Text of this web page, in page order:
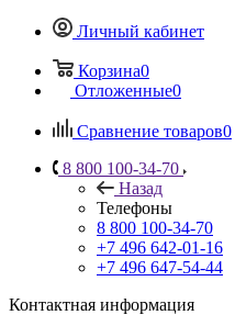
Личный кабинет
Корзина0
Отложенные0
Сравнение товаров0
8 800 100-34-70
Назад
Телефоны
8 800 100-34-70
+7 496 642-01-16
+7 496 647-54-44
Контактная информация